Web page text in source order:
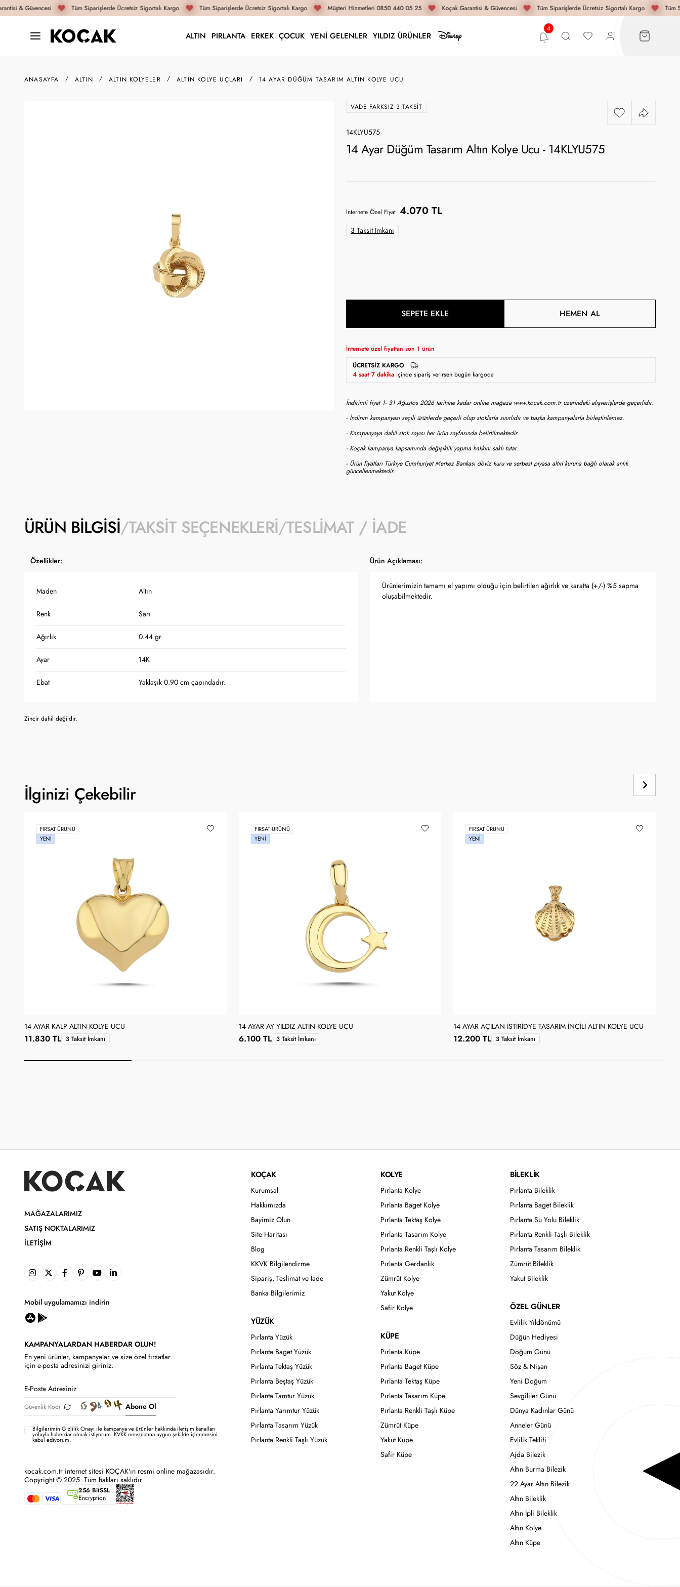
& Güvencesi Tüm Siparişlerde Ücretsiz Sigortalı Kargo Tüm Siparişlerde Ücretsiz Sigortalı Kargo Müşteri Hizmetleri 0850 440 05 25 Koçak Garantisi & Güvencesi Tüm Siparişlerde Ücretsiz Sigortalı Kargo Tüm
ALTIN PIRLANTA ERKEK ÇOCUK YENİ GELENLER YILDIZ ÜRÜNLER
ANASAYFA ALTIN ALTIN KOLYELER ALTIN KOLYE UÇLARI 14 AYAR DÜĞÜM TASARIM ALTIN KOLYE UCU
VADE FARKSIZ 3 TAKSIT
14KLYU575
14 Ayar Düğüm Tasarım Altın Kolye Ucu - 14KLYU575
İnternete Özel Fiyat 4.070 TL
3 Taksit İmkanı
SEPETE EKLE HEMEN AL
İnternete özel fiyattan son 1 ürün
ÜCRETSIZ KARGO
4 saat 7 dakika içinde sipariş verirsen bugün kargoda
İndirimli fiyat 1- 31 Ağustos 2026 tarihine kadar online mağaza www.kocak.com.tr üzerindeki alışverişlerde geçerlidir.
- İndirim kampanyası seçili ürünlerde geçerli olup stoklarla sınırlıdır ve başka kampanyalarla birleştirilemez.
- Kampanyaya dahil stok sayısı her ürün sayfasında belirtilmektedir.
- Koçak kampanya kapsamında değişiklik yapma hakkını saklı tutar.
- Ürün fiyatları Türkiye Cumhuriyet Merkez Bankası döviz kuru ve serbest piyasa altın kuruna bağlı olarak anlık
güncellenmektedir.
ÜRÜN BILGISI TAKSIT SEÇENEKLERI TESLIMAT / İADE
Özellikler: Ürün Açıklaması:
Maden Altın
Renk Sarı
Ağırlık 0.44 gr
Ayar 14K
Ebat Yaklaşık 0.90 cm çapındadır.
Ürünlerimizin tamamı el yapımı olduğu için belirtilen ağırlık ve karatta (+/-) %5 sapma
oluşabilmektedir.
Zincir dahil değildir.
İlginizi Çekebilir
FIRSAT ÜRÜNÜ
YENI
14 AYAR KALP ALTIN KOLYE UCU
11.830 TL 3 Taksit İmkanı
FIRSAT ÜRÜNÜ
YENI
14 AYAR AY YILDIZ ALTIN KOLYE UCU
6.100 TL 3 Taksit İmkanı
FIRSAT ÜRÜNÜ
YENI
14 AYAR AÇILAN İSTIRIDYE TASARIM İNCILI ALTIN KOLYE UCU
12.200 TL 3 Taksit İmkanı
MAĞAZALARIMIZ
SATIŞ NOKTALARIMIZ
İLETIŞIM
Mobil uygulamamızı indirin
KAMPANYALARDAN HABERDAR OLUN!
En yeni ürünler, kampanyalar ve size özel fırsatlar
için e-posta adresinizi giriniz.
Abone Ol
Bilgilerimin Gizlilik Onayı ile kampanya ve ürünler hakkında iletişim kanalları
yoluyla haberdar olmak istiyorum.KVKK mevzuatına uygun şekilde işlenmesini
kabul ediyorum.
kocak.com.tr internet sitesi KOÇAK'ın resmi online mağazasıdır.
Copyright © 2025. Tüm hakları saklıdır.
256 BitSSL
Encryption
KOÇAK
Kurumsal
Hakkımızda
Bayimiz Olun
Site Haritası
Blog
KKVK Bilgilendirme
Sipariş, Teslimat ve İade
Banka Bilgilerimiz
YÜZÜK
Pırlanta Yüzük
Pırlanta Baget Yüzük
Pırlanta Tektaş Yüzük
Pırlanta Beştaş Yüzük
Pırlanta Tamtur Yüzük
Pırlanta Yarımtur Yüzük
Pırlanta Tasarım Yüzük
Pırlanta Renkli Taşlı Yüzük
KOLYE
Pırlanta Kolye
Pırlanta Baget Kolye
Pırlanta Tektaş Kolye
Pırlanta Tasarım Kolye
Pırlanta Renkli Taşlı Kolye
Pırlanta Gerdanlık
Zümrüt Kolye
Yakut Kolye
Safir Kolye
KÜPE
Pırlanta Küpe
Pırlanta Baget Küpe
Pırlanta Tektaş Küpe
Pırlanta Tasarım Küpe
Pırlanta Renkli Taşlı Küpe
Zümrüt Küpe
Yakut Küpe
Safir Küpe
BİLEKLİK
Pırlanta Bileklik
Pırlanta Baget Bileklik
Pırlanta Su Yolu Bileklik
Pırlanta Renkli Taşlı Bileklik
Pırlanta Tasarım Bileklik
Zümrüt Bileklik
Yakut Bileklik
ÖZEL GÜNLER
Evlilik Yıldönümü
Düğün Hediyesi
Doğum Günü
Söz & Nişan
Yeni Doğum
Sevgililer Günü
Dünya Kadınlar Günü
Anneler Günü
Evlilik Teklifi
Ajda Bilezik
Altın Burma Bilezik
22 Ayar Altın Bilezik
Altın Bileklik
Altın İpli Bileklik
Altın Kolye
Altın Küpe